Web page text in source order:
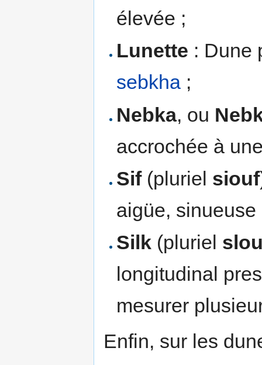
élevée ;
Lunette : Dune
sebkha ;
Nebka, ou
accrochée à
Sif(pluriel siouf
aigüe, sinueuse
Silk (pluriel
longitudinal
mesurer
Enfin, sur les